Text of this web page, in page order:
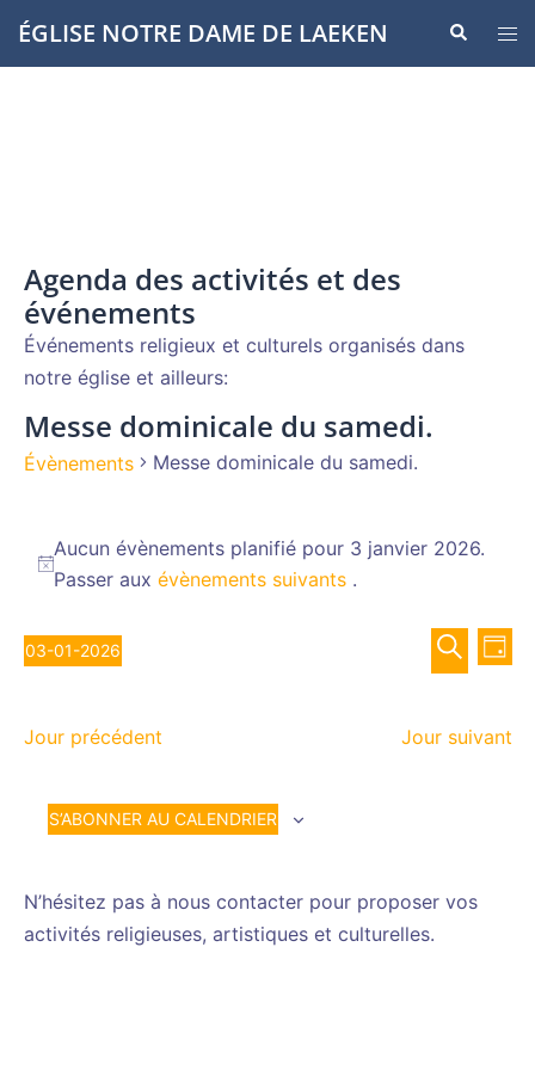
Aller
auÉGLISE NOTRE DAME DE LAEKEN
le
Agenda des activités et des
événements
Événements religieux et culturels organisés dans
notre église et ailleurs:
Messe dominicale du samedi.
Évènements Messe dominicale du samedi.
for
2026
Notice
Aucun évènements planifié pour 3 janvier 2026.
Passer aux évènements suivants .
et
de
de
JOUR
03-01-2026
date.
Jour précédent Jour suivant
S’ABONNER AU CALENDRIER
N’hésitez pas à nous contacter pour proposer vos
activités religieuses, artistiques et culturelles.